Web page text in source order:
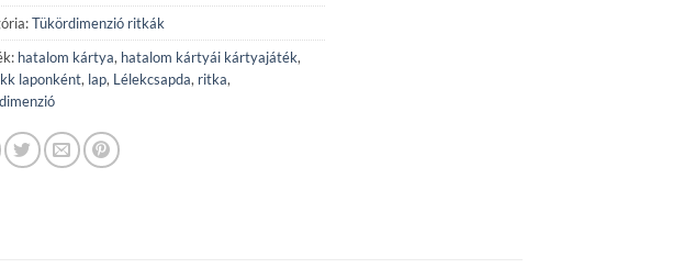
Tükördimenzió ritkák
hatalom kártya, hatalom kártyái kártyajáték,
laponként, lap, Lélekcsapda, ritka,